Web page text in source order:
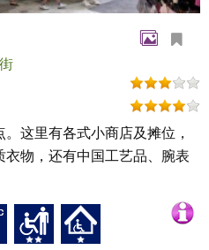
这里有各式小商店及摊位，
物，还有中国工艺品、腕表